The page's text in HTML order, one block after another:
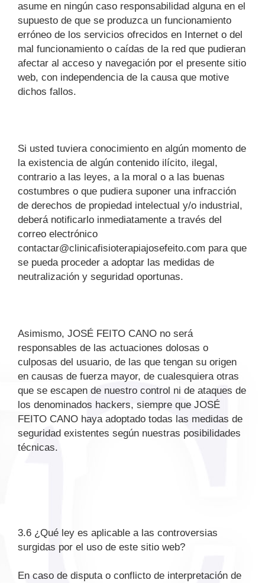
asume en ningún caso responsabilidad alguna en el
supuesto de que se produzca un funcionamiento
erróneo de los servicios ofrecidos en Internet o del
mal funcionamiento o caídas de la red que pudieran
afectar al acceso y navegación por el presente sitio
web, con independencia de la causa que motive
dichos fallos.
Si usted tuviera conocimiento en algún momento de
la existencia de algún contenido ilícito, ilegal,
contrario a las leyes, a la moral o a las buenas
costumbres o que pudiera suponer una infracción
de derechos de propiedad intelectual y/o industrial,
deberá notificarlo inmediatamente a través del
correo electrónico
contactar@clinicafisioterapiajosefeito.com para que
se pueda proceder a adoptar las medidas de
neutralización y seguridad oportunas.
Asimismo, JOSÉ FEITO CANO no será
responsables de las actuaciones dolosas o
culposas del usuario, de las que tengan su origen
en causas de fuerza mayor, de cualesquiera otras
que se escapen de nuestro control ni de ataques de
los denominados hackers, siempre que JOSÉ
FEITO CANO haya adoptado todas las medidas de
seguridad existentes según nuestras posibilidades
técnicas.
3.6 ¿Qué ley es aplicable a las controversias
surgidas por el uso de este sitio web?
En caso de disputa o conflicto de interpretación de